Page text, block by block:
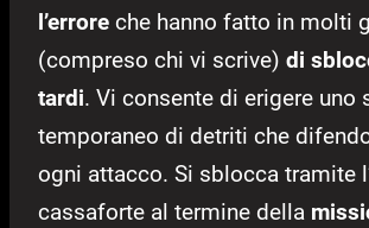
l’errore che hanno fatto in molti
(compreso chi vi scrive) di
tardi. Vi consente di erigere uno
temporaneo di detriti che
ogni attacco. Si sblocca tramite
cassaforte al termine della